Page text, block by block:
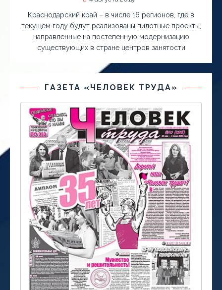
Краснодарский край – в числе 16 регионов, где в
текущем году будут реализованы пилотные проекты,
направленные на постепенную модернизацию
существующих в стране центров занятости
ГАЗЕТА «ЧЕЛОВЕК ТРУДА»